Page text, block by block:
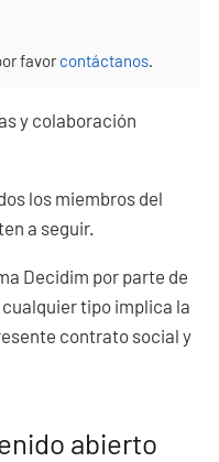
favor contáctanos
y colaboración
los miembros del
a seguir.
Decidim por parte de
tipo implica la
contrato social y
abierto